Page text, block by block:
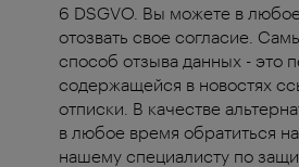
6 DSGVO. Вы можете в
отозвать свое согласие.
способ отзыва данных - это
содержащейся в новостях
отписки. В качестве
в любое время обратиться
нашему специалисту по